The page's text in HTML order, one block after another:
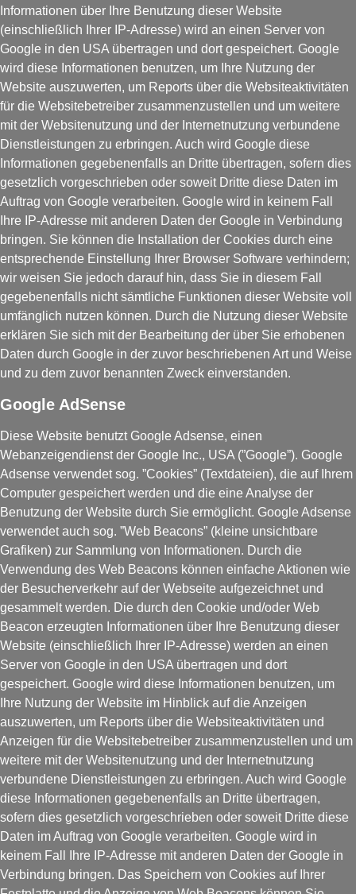
Informationen über Ihre Benutzung dieser Website
(einschließlich Ihrer IP-Adresse) wird an einen Server von
Google in den USA übertragen und dort gespeichert. Google
wird diese Informationen benutzen, um Ihre Nutzung der
Website auszuwerten, um Reports über die Websiteaktivitäten
für die Websitebetreiber zusammenzustellen und um weitere
mit der Websitenutzung und der Internetnutzung verbundene
Dienstleistungen zu erbringen. Auch wird Google diese
Informationen gegebenenfalls an Dritte übertragen, sofern dies
gesetzlich vorgeschrieben oder soweit Dritte diese Daten im
Auftrag von Google verarbeiten. Google wird in keinem Fall
Ihre IP-Adresse mit anderen Daten der Google in Verbindung
bringen. Sie können die Installation der Cookies durch eine
entsprechende Einstellung Ihrer Browser Software verhindern;
wir weisen Sie jedoch darauf hin, dass Sie in diesem Fall
gegebenenfalls nicht sämtliche Funktionen dieser Website voll
umfänglich nutzen können. Durch die Nutzung dieser Website
erklären Sie sich mit der Bearbeitung der über Sie erhobenen
Daten durch Google in der zuvor beschriebenen Art und Weise
und zu dem zuvor benannten Zweck einverstanden.
Google AdSense
Diese Website benutzt Google Adsense, einen
Webanzeigendienst der Google Inc., USA (”Google”). Google
Adsense verwendet sog. ”Cookies” (Textdateien), die auf Ihrem
Computer gespeichert werden und die eine Analyse der
Benutzung der Website durch Sie ermöglicht. Google Adsense
verwendet auch sog. ”Web Beacons” (kleine unsichtbare
Grafiken) zur Sammlung von Informationen. Durch die
Verwendung des Web Beacons können einfache Aktionen wie
der Besucherverkehr auf der Webseite aufgezeichnet und
gesammelt werden. Die durch den Cookie und/oder Web
Beacon erzeugten Informationen über Ihre Benutzung dieser
Website (einschließlich Ihrer IP-Adresse) werden an einen
Server von Google in den USA übertragen und dort
gespeichert. Google wird diese Informationen benutzen, um
Ihre Nutzung der Website im Hinblick auf die Anzeigen
auszuwerten, um Reports über die Websiteaktivitäten und
Anzeigen für die Websitebetreiber zusammenzustellen und um
weitere mit der Websitenutzung und der Internetnutzung
verbundene Dienstleistungen zu erbringen. Auch wird Google
diese Informationen gegebenenfalls an Dritte übertragen,
sofern dies gesetzlich vorgeschrieben oder soweit Dritte diese
Daten im Auftrag von Google verarbeiten. Google wird in
keinem Fall Ihre IP-Adresse mit anderen Daten der Google in
Verbindung bringen. Das Speichern von Cookies auf Ihrer